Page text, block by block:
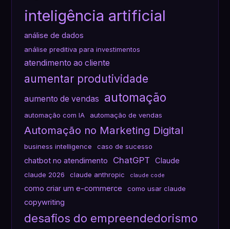
inteligência artificial
análise de dados
análise preditiva para investimentos
atendimento ao cliente
aumentar produtividade
aumento de vendas automação
automação com IA automação de vendas
Automação no Marketing Digital
business intelligence caso de sucesso
chatbot no atendimento ChatGPT Claude
claude 2026 claude anthropic claude code
como criar um e-commerce como usar claude
copywriting
desafios do empreendedorismo